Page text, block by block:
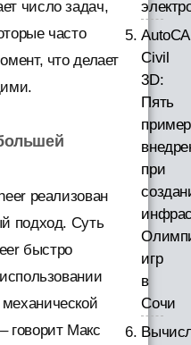
число задач,
часто
что делает
реализован
подход. Суть
быстро
говорит Макс
Civil
3D:
Пять
при
игр
в
Сочи